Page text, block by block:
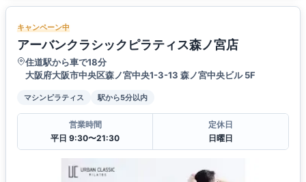
キャンペーン中
アーバンクラシックピラティス森ノ宮店
住道駅から車で18分
大阪府大阪市中央区森ノ宮中央1-3-13 森ノ宮中央ビル 5F
マシンピラティス 駅から5分以内
営業時間
平日 9:30〜21:30
定休日
日曜日